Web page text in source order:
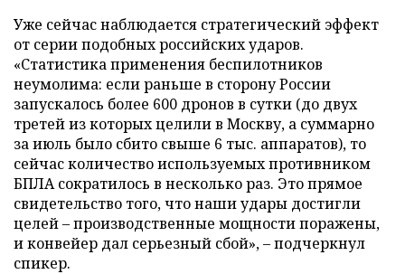
Уже сейчас наблюдается стратегический эффект
от серии подобных российских ударов.
«Статистика применения беспилотников
неумолима: если раньше в сторону России
запускалось более 600 дронов в сутки (до двух
третей из которых целили в Москву, а суммарно
за июль было сбито свыше 6 тыс. аппаратов), то
сейчас количество используемых противником
БПЛА сократилось в несколько раз. Это прямое
свидетельство того, что наши удары достигли
целей – производственные мощности поражены,
и конвейер дал серьезный сбой», – подчеркнул
спикер.